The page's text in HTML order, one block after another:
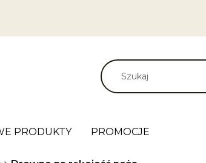
PRODUKTY PROMOCJE